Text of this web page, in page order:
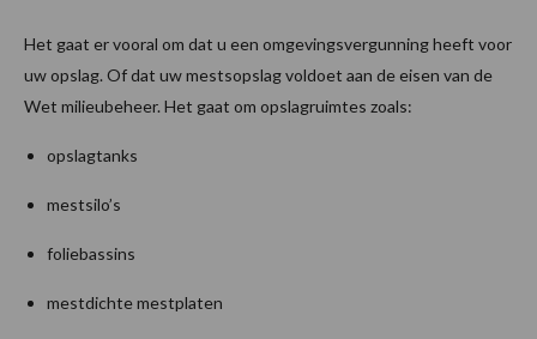
Het gaat er vooral om dat u een omgevingsvergunning heeft voor
uw opslag. Of dat uw mestsopslag voldoet aan de eisen van de
Wet milieubeheer. Het gaat om opslagruimtes zoals:
opslagtanks
mestsilo’s
foliebassins
mestdichte mestplaten